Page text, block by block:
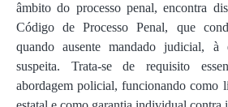
âmbito do processo penal, encontra
Código de Processo Penal, que
quando ausente mandado judicial, à
suspeita. Trata-se de requisito
abordagem policial, funcionando como